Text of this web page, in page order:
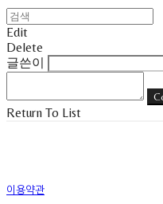
Edit
Delete
글쓴이
Return To List
이용약관